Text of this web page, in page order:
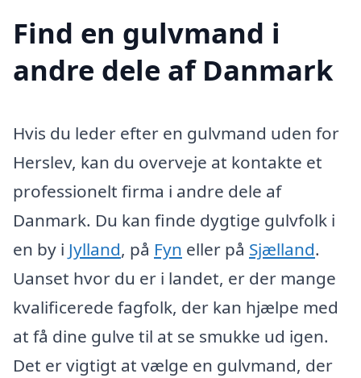
Find en gulvmand i
andre dele af Danmark
Hvis du leder efter en gulvmand uden for
Herslev, kan du overveje at kontakte et
professionelt firma i andre dele af
Danmark. Du kan finde dygtige gulvfolk i
en by i Jylland, på Fyn eller på Sjælland.
Uanset hvor du er i landet, er der mange
kvalificerede fagfolk, der kan hjælpe med
at få dine gulve til at se smukke ud igen.
Det er vigtigt at vælge en gulvmand, der